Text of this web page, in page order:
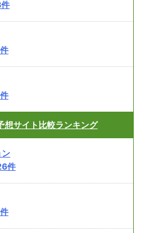
件
件
件
想サイト比較ランキング
ン
件
件